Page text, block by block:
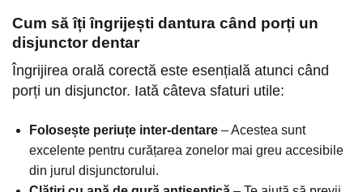
Cum să îți îngrijești dantura când porți un
disjunctor dentar
Îngrijirea orală corectă este esențială atunci când
porți un disjunctor. Iată câteva sfaturi utile:
Folosește periuțe inter-dentare– Acestea sunt
excelente pentru curățarea zonelor mai greu accesibile
din jurul disjunctorului.